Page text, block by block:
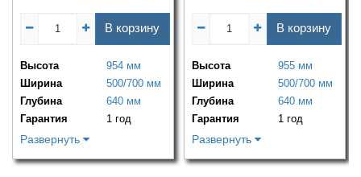
В корзину
Высота
954 мм
Ширина
500/700 мм
Глубина
640 мм
Гарантия
1 год
Развернуть
В корзину
Высота
955 мм
Ширина
500/700 мм
Глубина
640 мм
Гарантия
1 год
Развернуть